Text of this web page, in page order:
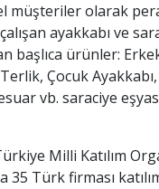
müşteriler olarak
ayakkabı ve
başlıca ürünler:
Çocuk
vb. saraciye
Milli Katılım
35 Türk firması